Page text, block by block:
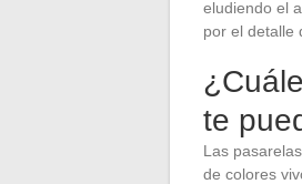
eludiendo el
por el detalle
te
Las
de colores